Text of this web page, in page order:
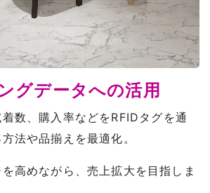
グデータへの活用
数、購入率などをRFIDタグを通
法や品揃えを最適化。
高めながら、売上拡大を目指しま